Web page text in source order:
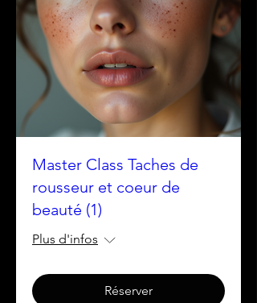
Master Class Taches de
rousseur et coeur de
beauté (1)
Plus d'infos
Réserver